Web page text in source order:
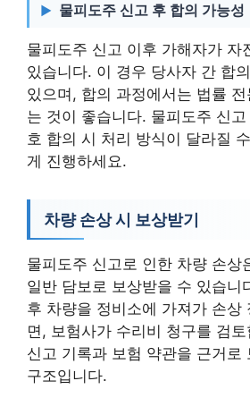
물피도주 신고 후 합의 가능성
물피도주 신고 이후 가해자가 자
있습니다. 이 경우 당사자 간 합
있으며, 합의 과정에서는 법률
는 것이 좋습니다. 물피도주 신
호 합의 시 처리 방식이 달라질
게 진행하세요.
차량 손상 시 보상받기
물피도주 신고로 인한 차량 손상
일반 담보로 보상받을 수 있습니
후 차량을 정비소에 가져가 손상
면, 보험사가 수리비 청구를 검
신고 기록과 보험 약관을 근거로
구조입니다.